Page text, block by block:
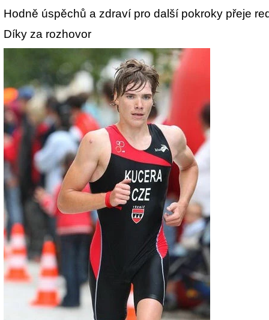
Hodně úspěchů a zdraví pro další pokroky přeje
Díky za rozhovor